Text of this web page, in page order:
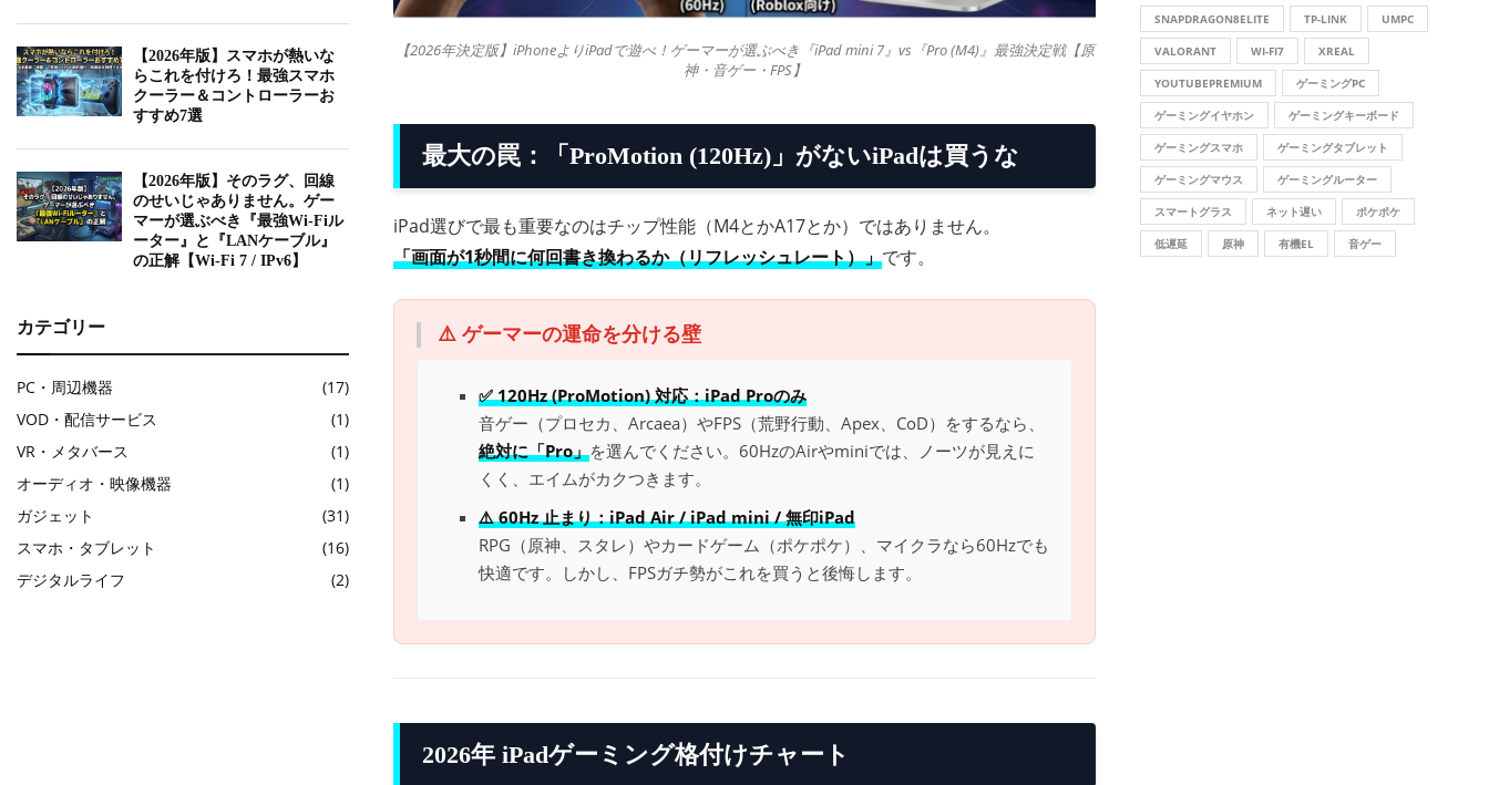
【2026年決定版】iPhoneよりiPadで遊べ！ゲーマーが選ぶべき『iPad mini 7』vs『Pro (M4)』最強決定戦【原
神・音ゲー・FPS】
最大の罠：「ProMotion (120Hz)」がないiPadは買うな
iPad選びで最も重要なのはチップ性能（M4とかA17とか）ではありません。
「画面が1秒間に何回書き換わるか（リフレッシュレート）」です。
⚠️ ゲーマーの運命を分ける壁
✅ 120Hz (ProMotion) 対応：iPad Proのみ
音ゲー（プロセカ、Arcaea）やFPS（荒野行動、Apex、CoD）をするなら、
絶対に「Pro」を選んでください。60HzのAirやminiでは、ノーツが見えに
くく、エイムがカクつきます。
⚠️ 60Hz 止まり：iPad Air / iPad mini / 無印iPad
RPG（原神、スタレ）やカードゲーム（ポケポケ）、マイクラなら60Hzでも
快適です。しかし、FPSガチ勢がこれを買うと後悔します。
2026年 iPadゲーミング格付けチャート
【2026年版】スマホが熱いな
らこれを付けろ！最強スマホ
クーラー＆コントローラーお
すすめ7選
【2026年版】そのラグ、回線
のせいじゃありません。ゲー
マーが選ぶべき『最強Wi-Fiル
ーター』と『LANケーブル』
の正解【Wi-Fi 7 / IPv6】
カテゴリー
PC・周辺機器
(17)
VOD・配信サービス
(1)
VR・メタバース
(1)
オーディオ・映像機器
(1)
ガジェット
(31)
スマホ・タブレット
(16)
デジタルライフ
(2)
SNAPDRAGON8ELITE TP-LINK UMPC
VALORANT WI-FI7 XREAL
YOUTUBEPREMIUM ゲーミングPC
ゲーミングイヤホン ゲーミングキーボード
ゲーミングスマホ ゲーミングタブレット
ゲーミングマウス ゲーミングルーター
スマートグラス ネット遅い ポケポケ
低遅延 原神 有機EL 音ゲー